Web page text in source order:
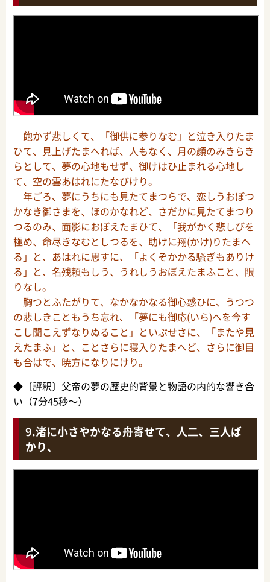
飽かず悲しくて、「御供に参りなむ」と泣き入りたま
ひて、見上げたまへれば、人もなく、月の顔のみきらき
らとして、夢の心地もせず、御けはひ止まれる心地し
て、空の雲あはれにたなびけり。
年ごろ、夢にうちにも見たてまつらで、恋しうおぼつ
かなき御さまを、ほのかなれど、さだかに見たてまつり
つるのみ、面影におぼえたまひて、「我がかく悲しびを
極め、命尽きなむとしつるを、助けに翔(かけ)りたまへ
る」と、あはれに思すに、「よくぞかかる騷ぎもありけ
る」と、名残頼もしう、うれしうおぼえたまふこと、限
りなし。
胸つとふたがりて、なかなかなる御心惑ひに、うつつ
の悲しきこともうち忘れ、「夢にも御応(いら)へを今す
こし聞こえずなりぬること」といぶせさに、「またや見
えたまふ」と、ことさらに寝入りたまへど、さらに御目
も合はで、暁方になりにけり。
◆〔評釈〕父帝の夢の歴史的背景と物語の内的な響き合
い（7分45秒～）
渚に小さやかなる舟寄せて、人二、三人ば
かり、